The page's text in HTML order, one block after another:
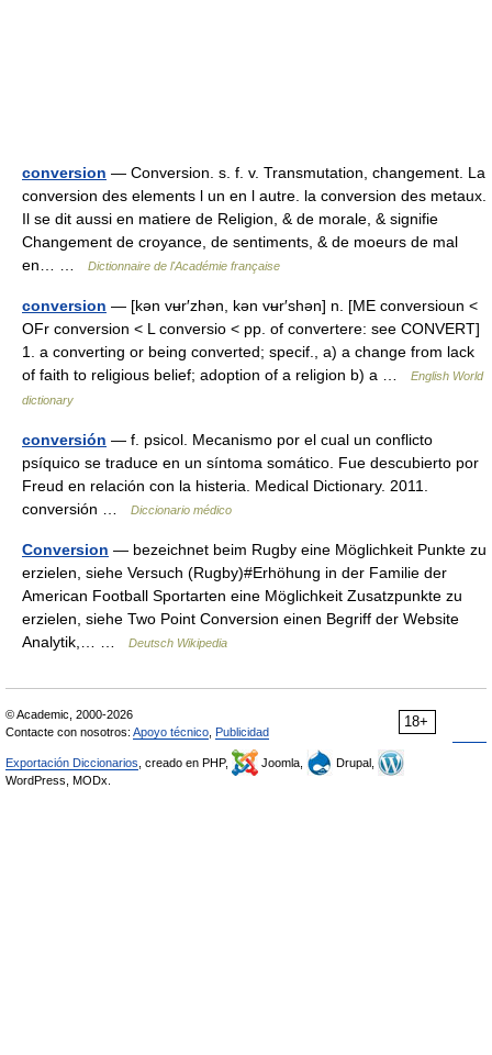
conversion — Conversion. s. f. v. Transmutation, changement. La
conversion des elements l un en l autre. la conversion des metaux.
Il se dit aussi en matiere de Religion, & de morale, & signifie
Changement de croyance, de sentiments, & de moeurs de mal
en… …
Dictionnaire de l'Académie française
conversion — [kən vʉr′zhən, kən vʉr′shən] n. [ME conversioun <
OFr conversion < L conversio < pp. of convertere: see CONVERT]
1. a converting or being converted; specif., a) a change from lack
of faith to religious belief; adoption of a religion b) a …
English World
dictionary
conversión — f. psicol. Mecanismo por el cual un conflicto
psíquico se traduce en un síntoma somático. Fue descubierto por
Freud en relación con la histeria. Medical Dictionary. 2011.
conversión …
Diccionario médico
Conversion — bezeichnet beim Rugby eine Möglichkeit Punkte zu
erzielen, siehe Versuch (Rugby)#Erhöhung in der Familie der
American Football Sportarten eine Möglichkeit Zusatzpunkte zu
erzielen, siehe Two Point Conversion einen Begriff der Website
Analytik,… …
Deutsch Wikipedia
18+
© Academic, 2000-2026
Contacte con nosotros: Apoyo técnico Publicidad
Exportación Diccionarios , creado en PHP, Joomla,
Drupal,
WordPress, MODx.